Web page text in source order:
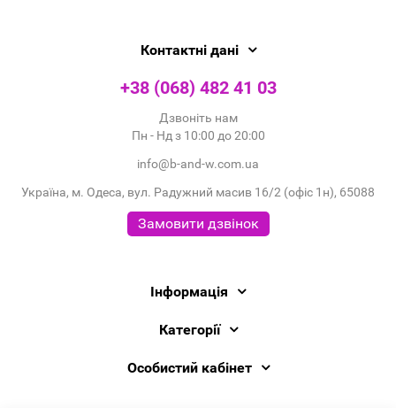
Контактні дані
+38 (068) 482 41 03
Дзвоніть нам
Пн - Нд з 10:00 до 20:00
info@b-and-w.com.ua
Україна, м. Одеса, вул. Радужний масив 16/2 (офіс 1н), 65088
Замовити дзвінок
Інформація
Категорії
Особистий кабінет